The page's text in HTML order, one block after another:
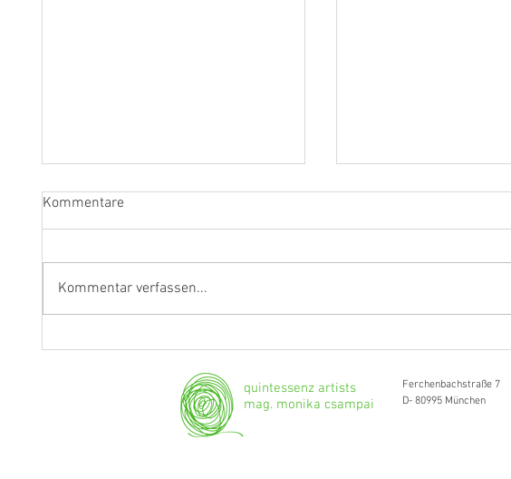
Kommentare
Kommentar verfassen...
quintessenz artists
mag. monika csampai
Ferchenbachstraße 7
D- 80995 München